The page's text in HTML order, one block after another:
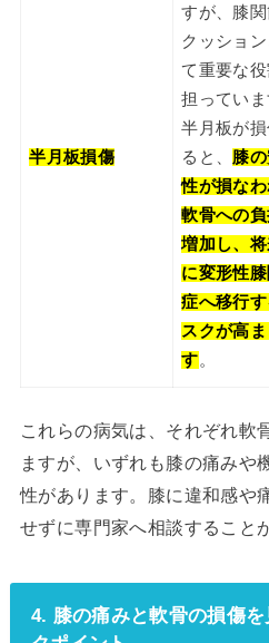
半月板損傷
すが、膝
クッション
て重要な役
担っていま
半月板が損
ると、 膝
性が損なわ
軟骨への
増加し、
に変形性
症へ移行す
スクが高ま
す。
これらの病気は、それぞれ軟
ますが、いずれも膝の痛みや
性があります。膝に違和感や
せずに専門家へ相談すること
4. 膝の痛みと軟骨の損傷